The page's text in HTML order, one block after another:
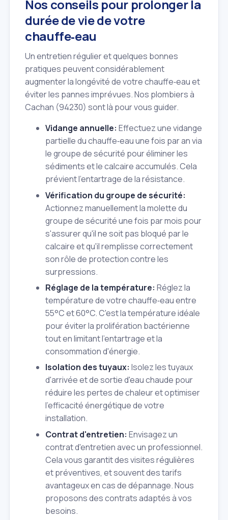
Nos conseils pour prolonger la
durée de vie de votre
chauffe‑eau
Un entretien régulier et quelques bonnes
pratiques peuvent considérablement
augmenter la longévité de votre chauffe‑eau et
éviter les pannes imprévues. Nos plombiers à
Cachan (94230) sont là pour vous guider.
Vidange annuelle: Effectuez une vidange
partielle du chauffe‑eau une fois par an via
le groupe de sécurité pour éliminer les
sédiments et le calcaire accumulés. Cela
prévient l'entartrage de la résistance.
Vérification du groupe de sécurité:
Actionnez manuellement la molette du
groupe de sécurité une fois par mois pour
s'assurer qu'il ne soit pas bloqué par le
calcaire et qu'il remplisse correctement
son rôle de protection contre les
surpressions.
Réglage de la température: Réglez la
température de votre chauffe‑eau entre
55°C et 60°C. C'est la température idéale
pour éviter la prolifération bactérienne
tout en limitant l'entartrage et la
consommation d'énergie.
Isolation des tuyaux: Isolez les tuyaux
d'arrivée et de sortie d'eau chaude pour
réduire les pertes de chaleur et optimiser
l'efficacité énergétique de votre
installation.
Contrat d'entretien: Envisagez un
contrat d'entretien avec un professionnel.
Cela vous garantit des visites régulières
et préventives, et souvent des tarifs
avantageux en cas de dépannage. Nous
proposons des contrats adaptés à vos
besoins.